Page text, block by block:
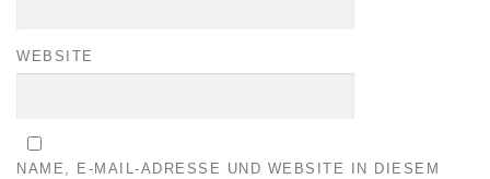
WEBSITE
NAME, E-MAIL-ADRESSE UND WEBSITE IN DIESEM